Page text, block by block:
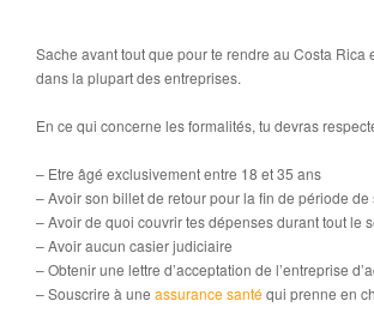
Sache avant tout que pour te rendre au Costa
dans la plupart des entreprises.
En ce qui concerne les formalités, tu devras
– Etre âgé exclusivement entre 18 et 35 ans
– Avoir son billet de retour pour la fin de période
– Avoir de quoi couvrir tes dépenses durant tout le
– Avoir aucun casier judiciaire
– Obtenir une lettre d’acceptation de l’entreprise
– Souscrire à une assurance santéqui prenne en